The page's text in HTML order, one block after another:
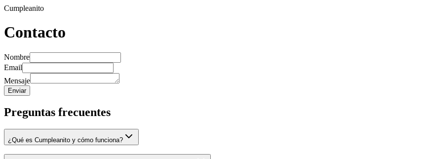
Cumpleanito
Contacto
Nombre
Email
Mensaje
Enviar
Preguntas frecuentes
¿Qué es Cumpleanito y cómo funciona?